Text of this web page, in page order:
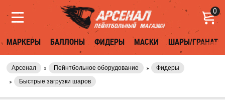
0
МАРКЕРЫ БАЛЛОНЫ ФИДЕРЫ МАСКИ ШАРЫ/ГРАНАТЫ
Арсенал Пейнтбольное оборудование
Фидеры
Быстрые загрузки шаров